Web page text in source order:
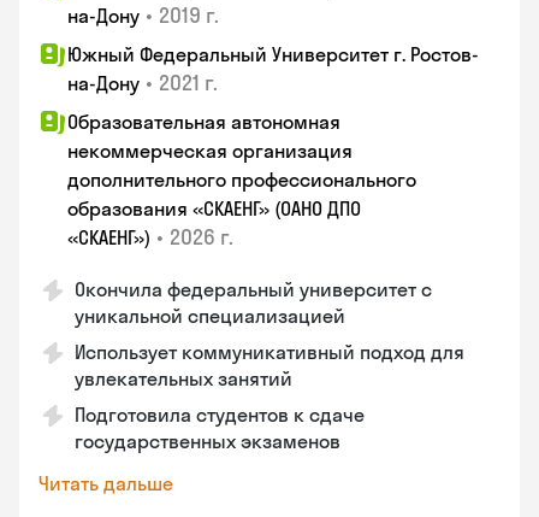
на-Дону • 2019 г.
Южный Федеральный Университет г. Ростов-
на-Дону • 2021 г.
Образовательная автономная
некоммерческая организация
дополнительного профессионального
образования «СКАЕНГ» (ОАНО ДПО
«СКАЕНГ») • 2026 г.
Окончила федеральный университет с
уникальной специализацией
Использует коммуникативный подход для
увлекательных занятий
Подготовила студентов к сдаче
государственных экзаменов
Читать дальше